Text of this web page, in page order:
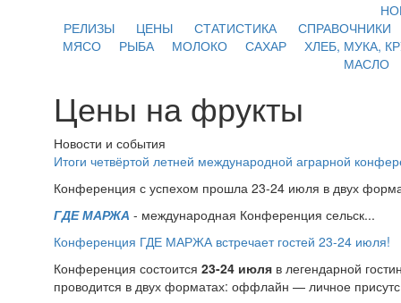
РЕЛИЗЫ
ЦЕНЫ СТАТИСТИКА
СПРАВОЧНИКИ
МЯСО
РЫБА МОЛОКО САХАР
ХЛЕБ, МУКА,
МАСЛО
Цены на фрукты
Новости и события
Итоги четвёртой летней международной аграрной
Конференция с успехом прошла 23-24 июля в двух
ГДЕ МАРЖА - международная Конференция сельск...
Конференция ГДЕ МАРЖА встречает гостей 23-24 июля!
Конференция состоится 23-24 июля в легендарной
проводится в двух форматах: оффлайн — личное